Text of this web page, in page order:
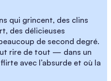
qui grincent, des clins
des délicieuses
de second degré.
rire de tout — dans un
avec l’absurde et où la